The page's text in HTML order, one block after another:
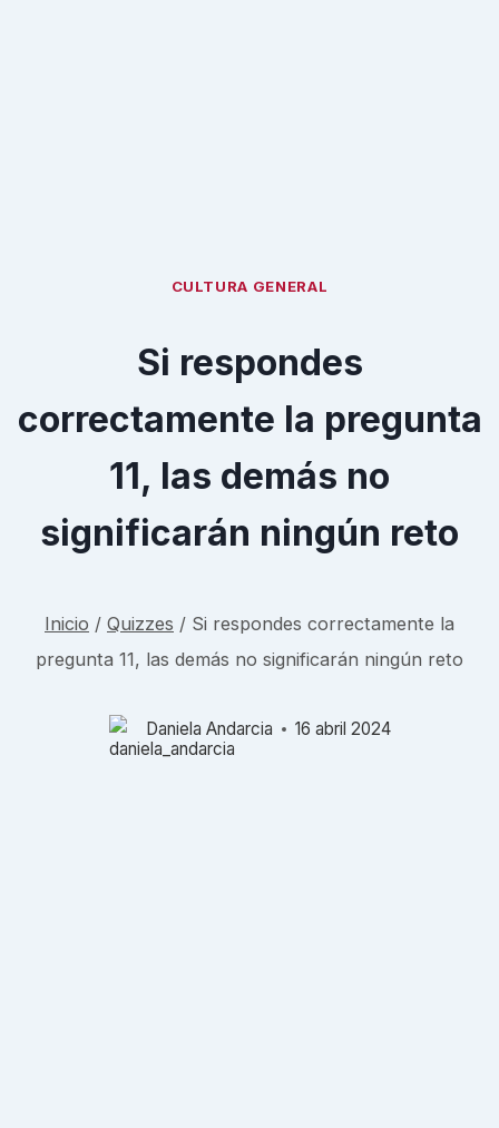
CULTURA GENERAL
Si respondes
correctamente la pregunta
11, las demás no
significarán ningún reto
Inicio / Quizzes / Si respondes correctamente la
pregunta 11, las demás no significarán ningún reto
Daniela Andarcia 16 abril 2024